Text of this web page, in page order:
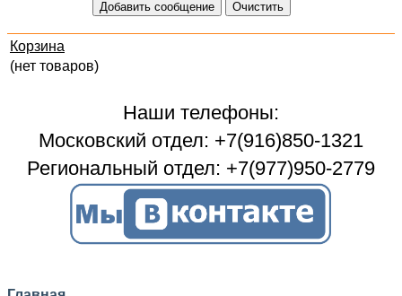
Корзина
(нет товаров)
Наши телефоны:
Московский отдел: +7(916)850-1321
Региональный отдел: +7(977)950-2779